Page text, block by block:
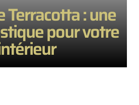
Terracotta : une
pour votre